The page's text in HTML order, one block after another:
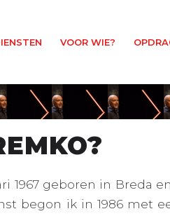
VOOR WIE?
1967 geboren in Breda
begon ik in 1986 met